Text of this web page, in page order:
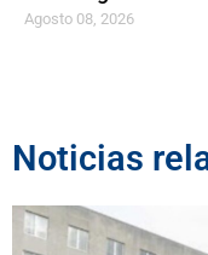
Agosto 08, 2026
Noticias